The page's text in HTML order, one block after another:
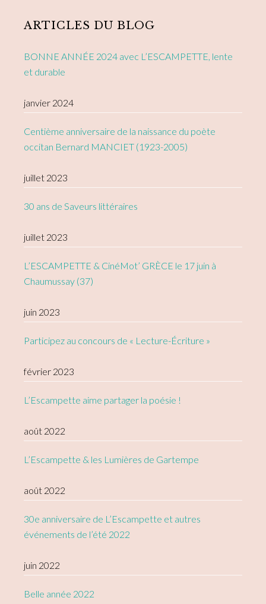
Sidebar
ARTICLES DU BLOG
BONNE ANNÉE 2024 avec L’ESCAMPETTE, lente
et durable
janvier 2024
Centième anniversaire de la naissance du poète
occitan Bernard MANCIET (1923-2005)
juillet 2023
30 ans de Saveurs littéraires
juillet 2023
L’ESCAMPETTE & CinéMot’ GRÈCE le 17 juin à
Chaumussay (37)
juin 2023
Participez au concours de « Lecture-Écriture »
février 2023
L’Escampette aime partager la poésie !
août 2022
L’Escampette & les Lumières de Gartempe
août 2022
30e anniversaire de L’Escampette et autres
événements de l’été 2022
juin 2022
Belle année 2022